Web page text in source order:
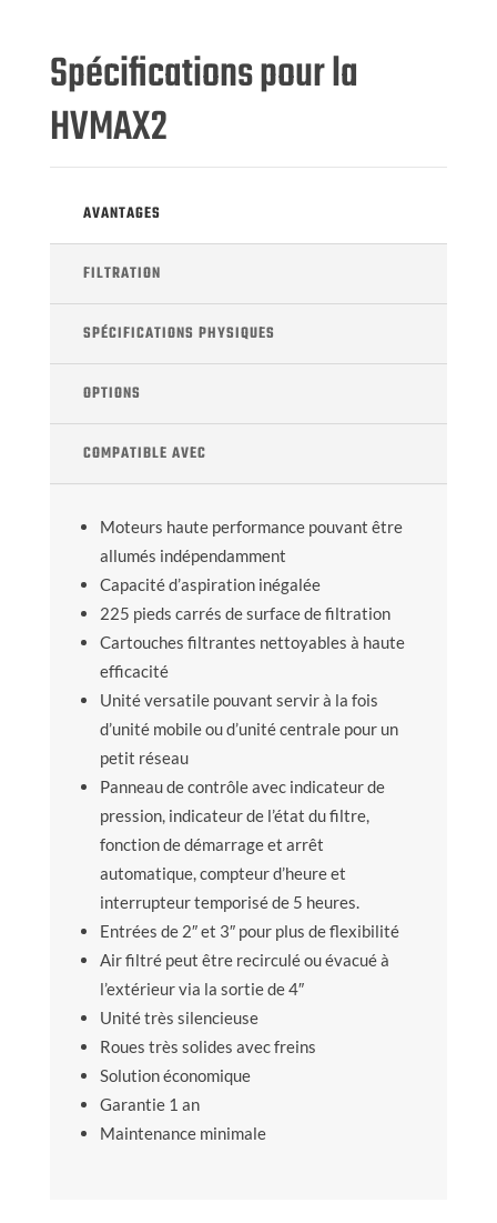
Spécifications pour la
HVMAX2
AVANTAGES
FILTRATION
SPÉCIFICATIONS PHYSIQUES
OPTIONS
COMPATIBLE AVEC
Moteurs haute performance pouvant être
allumés indépendamment
Capacité d’aspiration inégalée
225 pieds carrés de surface de filtration
Cartouches filtrantes nettoyables à haute
efficacité
Unité versatile pouvant servir à la fois
d’unité mobile ou d’unité centrale pour un
petit réseau
Panneau de contrôle avec indicateur de
pression, indicateur de l’état du filtre,
fonction de démarrage et arrêt
automatique, compteur d’heure et
interrupteur temporisé de 5 heures.
Entrées de 2″ et 3″ pour plus de flexibilité
Air filtré peut être recirculé ou évacué à
l’extérieur via la sortie de 4″
Unité très silencieuse
Roues très solides avec freins
Solution économique
Garantie 1 an
Maintenance minimale